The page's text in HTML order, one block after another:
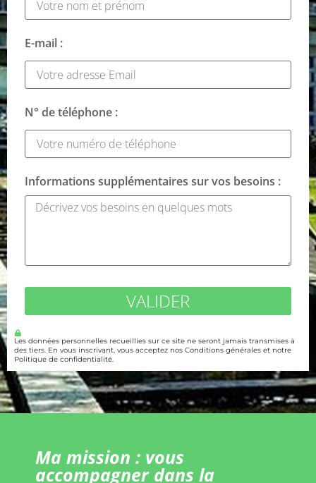
E-mail :
N° de téléphone :
Informations supplémentaires sur vos besoins :
VALIDER
Les données personnelles recueillies sur ce site ne seront jamais transmises à
des tiers. En vous inscrivant, vous acceptez nos Conditions générales et notre
Politique de confidentialité.
Ma mission : vous
accompagner dans la